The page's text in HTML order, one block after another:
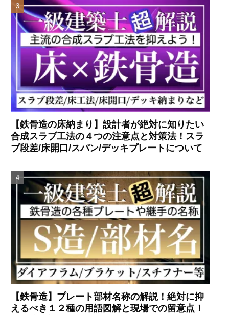
【鉄骨造の床納まり】設計者が絶対に知りたい
合成スラブ工法の４つの注意点と対策法！スラ
ブ段差/床開口/スパン/デッキプレートについて
【鉄骨造】プレート部材名称の解説！絶対に抑
えるべき１２種の用語図解と現場での留意点！